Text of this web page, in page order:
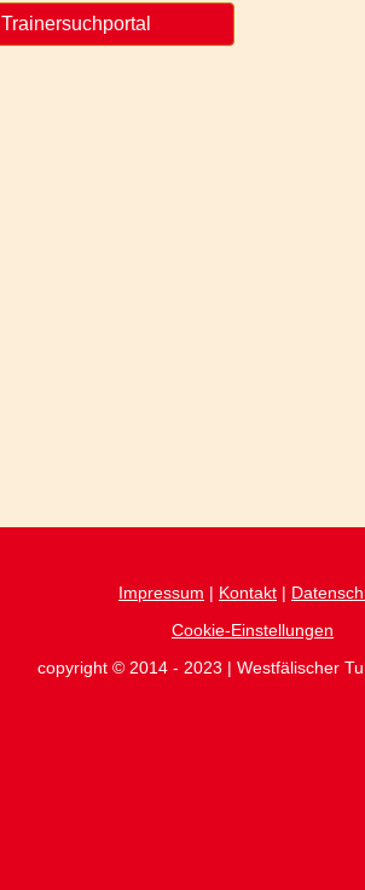
Trainersuchportal
Impressum | Kontakt |
Cookie-Einstellungen
copyright © 2014 - 2023 | Westfälischer